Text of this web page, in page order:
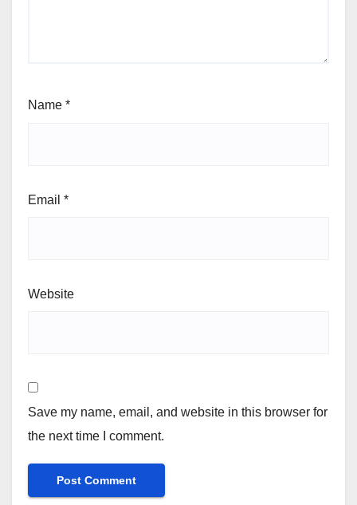
Name *
Email *
Website
Save my name, email, and website in this browser for
the next time I comment.